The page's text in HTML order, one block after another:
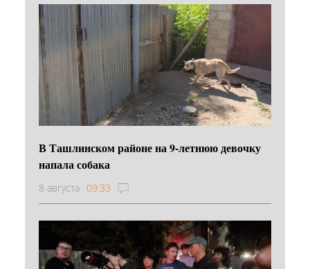
В Ташлинском районе на 9-летнюю девочку
напала собака
8 августа 09:33